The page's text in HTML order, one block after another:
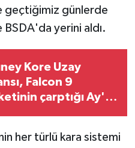
geçtiğimiz günlerde
BSDA'da yerini aldı.
Kore Uzay
Falcon 9
çarptığı Ay'ın
her türlü kara sistemi